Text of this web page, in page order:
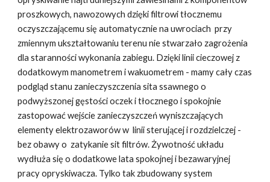
proszkowych, nawozowych dzięki filtrowi tłocznemu
oczyszczającemu się automatycznie na uwrociach przy
zmiennym ukształtowaniu terenu nie stwarzało zagrożenia
dla staranności wykonania zabiegu. Dzięki linii cieczowej z
dodatkowym manometrem i wakuometrem - mamy cały czas
podgląd stanu zanieczyszczenia sita ssawnego o
podwyższonej gęstości oczek i tłocznego i spokojnie
zastopować wejście zanieczyszczeń wyniszczających
elementy elektrozaworów w linii sterującej i rozdzielczej -
bez obawy o zatykanie sit filtrów. Żywotność układu
wydłuża się o dodatkowe lata spokojnej i bezawaryjnej
pracy opryskiwacza. Tylko tak zbudowany system